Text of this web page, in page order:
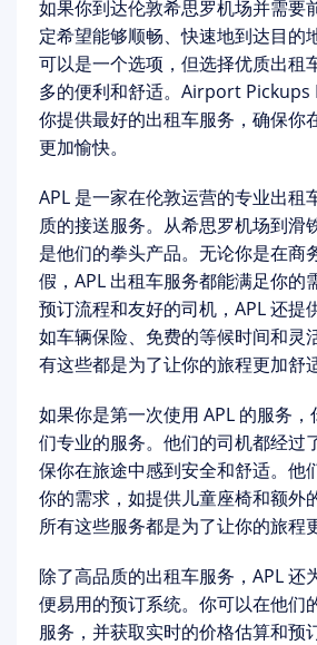
如果你到达伦敦希思罗机场并需要
定希望能够顺畅、快速地到达目的
可以是一个选项，但选择优质出租
多的便利和舒适。Airport Pickups
你提供最好的出租车服务，确保你
更加愉快。
APL 是一家在伦敦运营的专业出租
质的接送服务。从希思罗机场到滑
是他们的拳头产品。无论你是在商
假，APL 出租车服务都能满足你的
预订流程和友好的司机，APL 还提
如车辆保险、免费的等候时间和灵
有这些都是为了让你的旅程更加舒
如果你是第一次使用 APL 的服务
们专业的服务。他们的司机都经过
保你在旅途中感到安全和舒适。他
你的需求，如提供儿童座椅和额外
所有这些服务都是为了让你的旅程
除了高品质的出租车服务，APL 还
便易用的预订系统。你可以在他们
服务，并获取实时的价格估算和预